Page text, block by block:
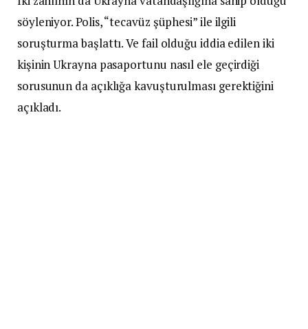
söyleniyor. Polis, “tecavüz şüphesi” ile ilgili
soruşturma başlattı. Ve fail olduğu iddia edilen iki
kişinin Ukrayna pasaportunu nasıl ele geçirdiği
sorusunun da açıklığa kavuşturulması gerektiğini
açıkladı.